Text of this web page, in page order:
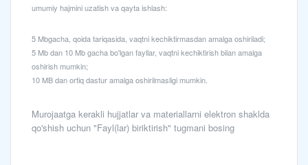
umumiy hajmini uzatish va qayta ishlash:
5 Mbgacha, qoida tariqasida, vaqtni kechiktirmasdan amalga oshiriladi;
5 Mb dan 10 Mb gacha bo'lgan fayllar, vaqtni kechiktirish bilan amalga
oshirish mumkin;
10 MB dan ortiq dastur amalga oshirilmasligi mumkin.
Murojaatga kerakli hujjatlar va materiallarni elektron shaklda
qo'shish uchun "Fayl(lar) biriktirish" tugmani bosing